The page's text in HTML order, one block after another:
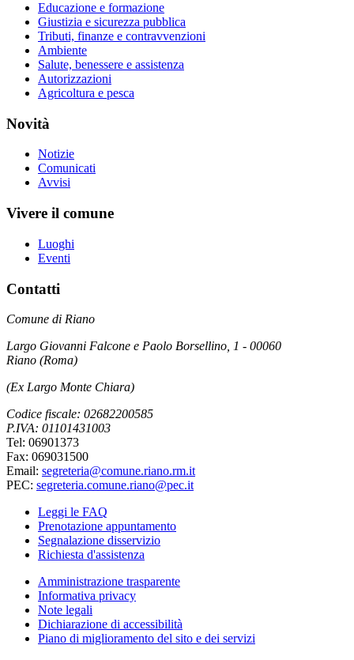
Educazione e formazione
Giustizia e sicurezza pubblica
Tributi, finanze e contravvenzioni
Ambiente
Salute, benessere e assistenza
Autorizzazioni
Agricoltura e pesca
Novità
Notizie
Comunicati
Avvisi
Vivere il comune
Luoghi
Eventi
Contatti
Comune di Riano
Largo Giovanni Falcone e Paolo Borsellino, 1 - 00060
Riano (Roma)
(Ex Largo Monte Chiara)
Codice fiscale: 02682200585
P.IVA: 01101431003
Tel: 06901373
Fax: 069031500
Email: segreteria@comune.riano.rm.it
PEC: segreteria.comune.riano@pec.it
Leggi le FAQ
Prenotazione appuntamento
Segnalazione disservizio
Richiesta d'assistenza
Amministrazione trasparente
Informativa privacy
Note legali
Dichiarazione di accessibilità
Piano di miglioramento del sito e dei servizi